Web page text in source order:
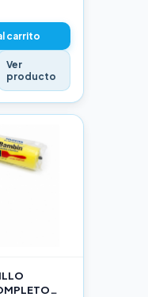
carrito
Ver
producto